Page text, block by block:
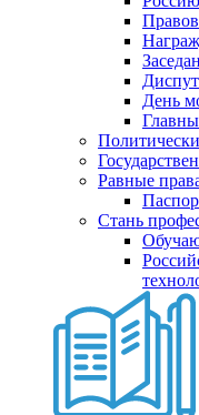
День
Равные
Стань